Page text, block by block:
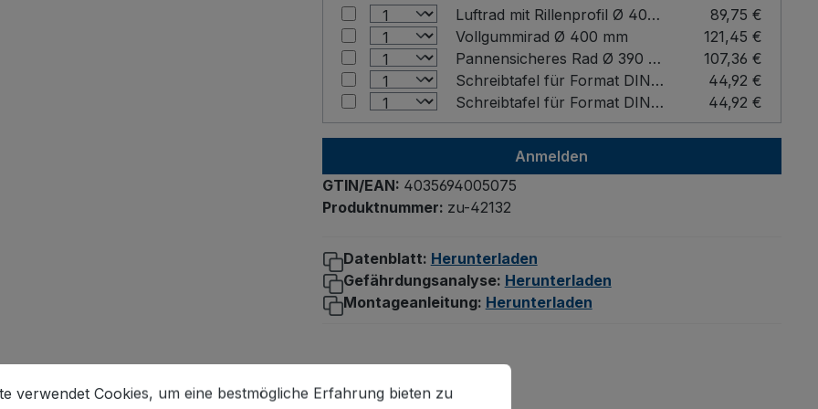
Luftrad mit Rillenprofil Ø 400 mm
89,75 €
Vollgummirad Ø 400 mm
121,45 €
Pannensicheres Rad Ø 390 mm
107,36 €
Schreibtafel für Format DIN A4 Farbe: Buche / Format: DIN A4 hoch
44,92 €
Schreibtafel für Format DIN A4 Farbe: Buche / Format: DIN A4 quer
44,92 €
Anmelden
GTIN/EAN: 4035694005075
Produktnummer: zu-42132
Datenblatt: Herunterladen
Gefährdungsanalyse: Herunterladen
Montageanleitung: Herunterladen
Cookies, um eine bestmögliche Erfahrung bieten zu können.
Mehr Informationen ...
verwendet Cookies, um eine bestmögliche Erfahrung bieten zu